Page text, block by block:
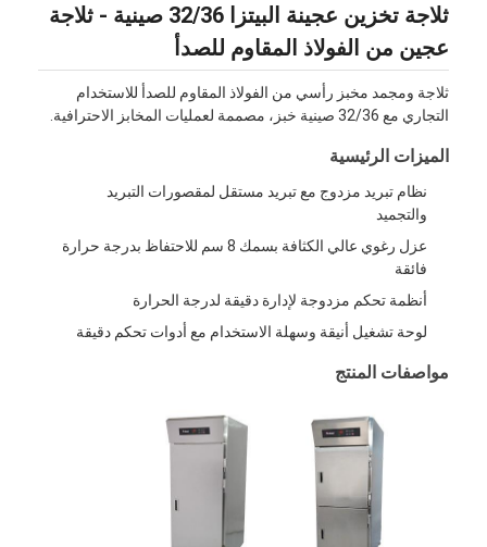
ثلاجة تخزين عجينة البيتزا 32/36 صينية - ثلاجة
عجين من الفولاذ المقاوم للصدأ
ثلاجة ومجمد مخبز رأسي من الفولاذ المقاوم للصدأ للاستخدام
التجاري مع 32/36 صينية خبز، مصممة لعمليات المخابز الاحترافية.
الميزات الرئيسية
نظام تبريد مزدوج مع تبريد مستقل لمقصورات التبريد
والتجميد
عزل رغوي عالي الكثافة بسمك 8 سم للاحتفاظ بدرجة حرارة
فائقة
أنظمة تحكم مزدوجة لإدارة دقيقة لدرجة الحرارة
لوحة تشغيل أنيقة وسهلة الاستخدام مع أدوات تحكم دقيقة
مواصفات المنتج